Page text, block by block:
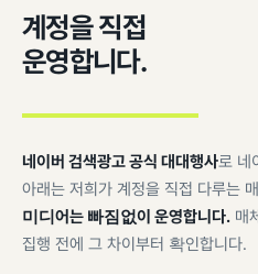
계정을 직접
운영합니다.
네이버 검색광고 공식 대대행사로 네
아래는 저희가 계정을 직접 다루는
미디어는 빠짐없이 운영합니다. 매
집행 전에 그 차이부터 확인합니다.